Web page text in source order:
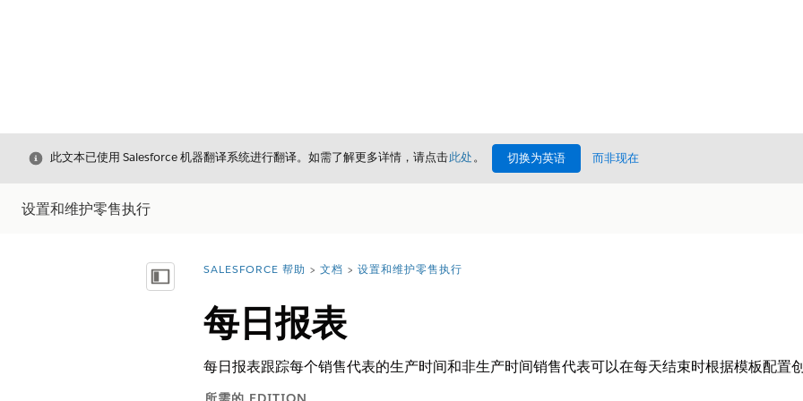
关闭
此文本已使用 Salesforce 机器翻译系统进行翻译。如需了解更多详情，请点击此处。 切换为英语 而非现在
设置和维护零售执行
显示目录 您在此处：
SALESFORCE 帮助 文档 设置和维护零售执行
每日报表
每日报表跟踪每个销售代表的生产时间和非生产时间销售代表可以在每天结束时根据模板配置创